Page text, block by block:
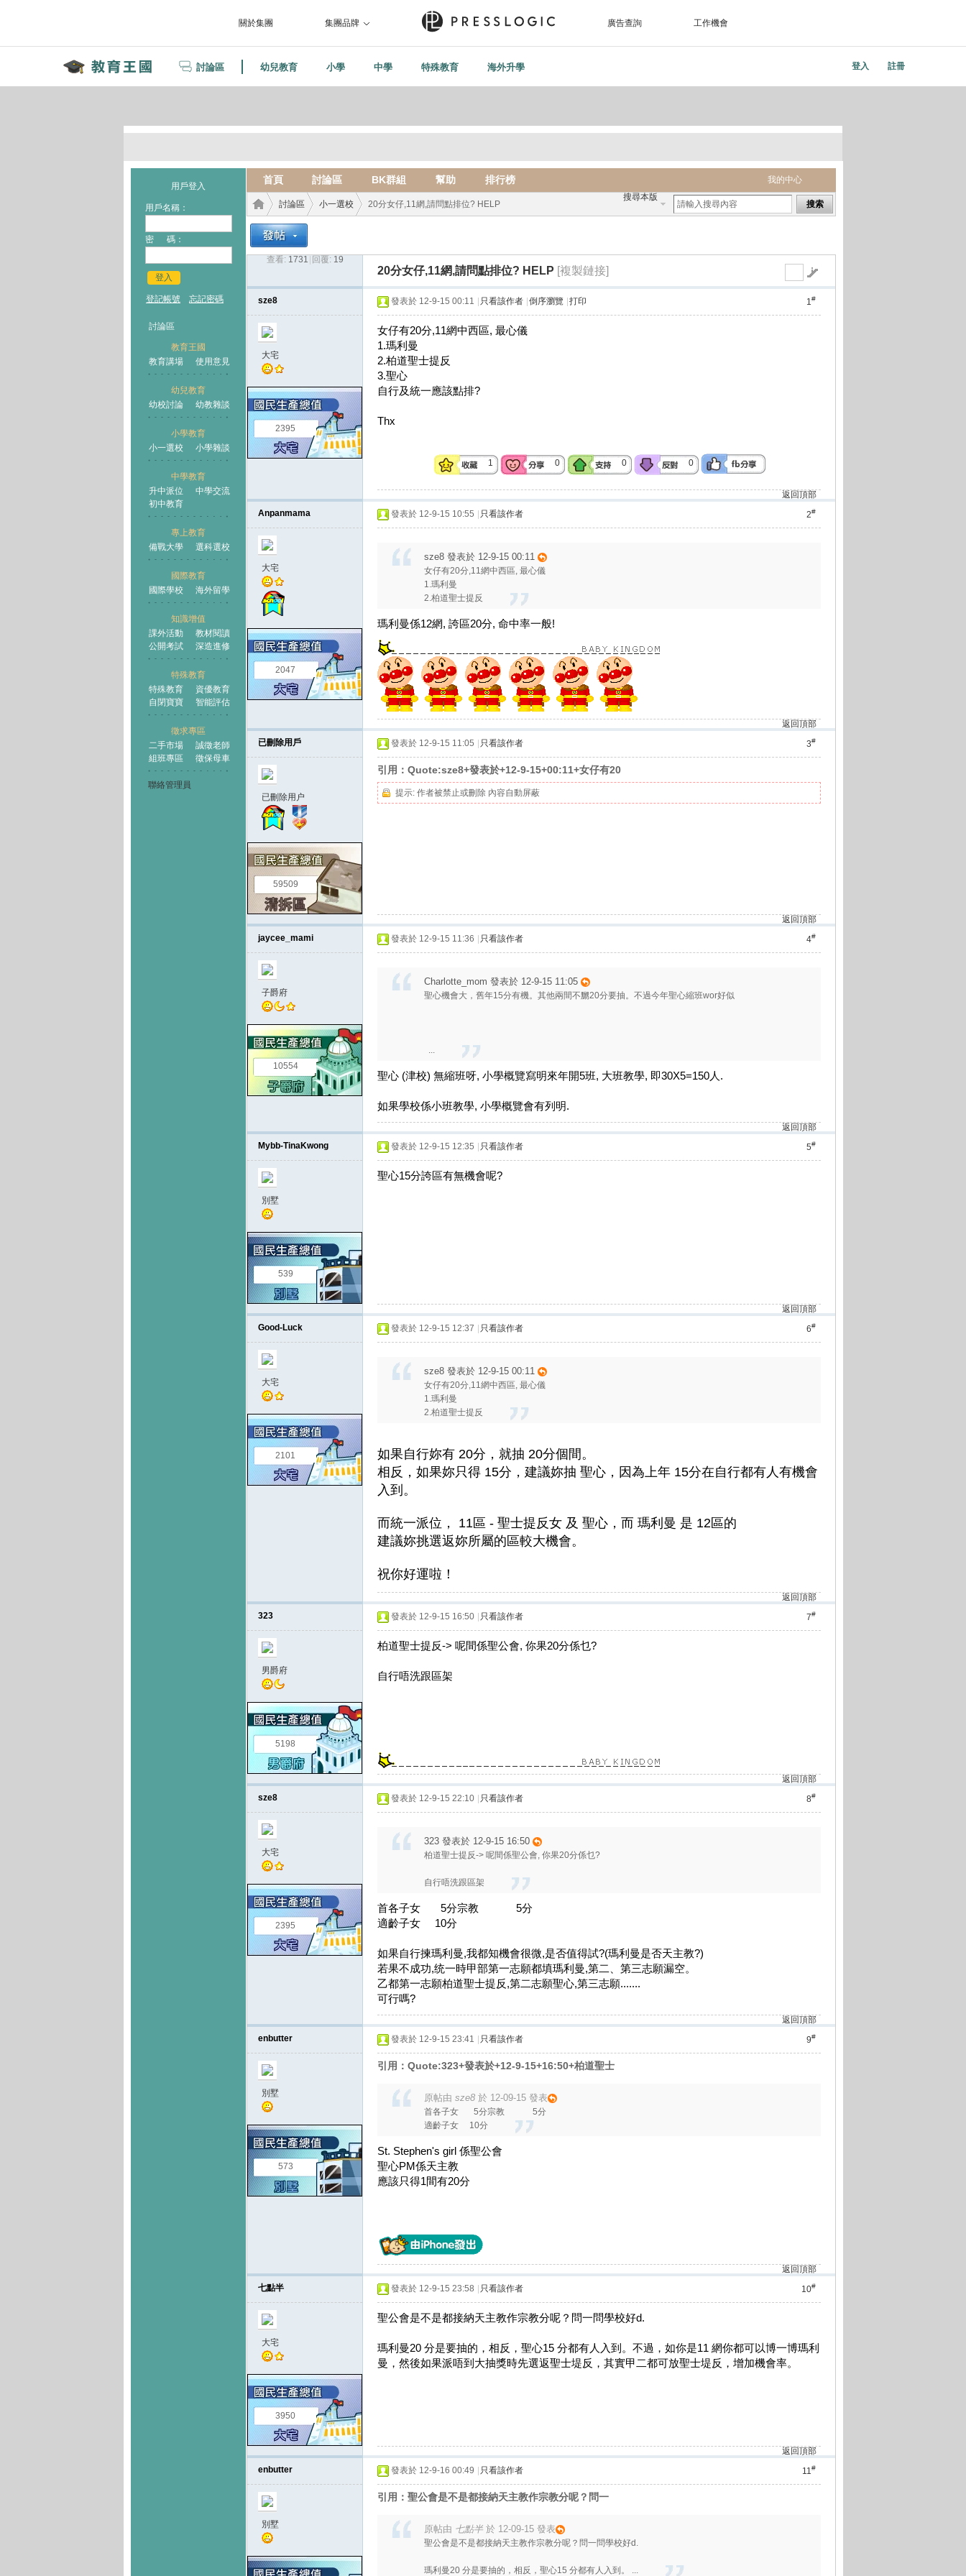
關於集團 集團品牌 廣告查詢 工作機會
討論區 幼兒教育 小學 中學 特殊教育 海外升學 登入 註冊
用戶登入
用戶名稱：
密 碼：
登入
登記帳號 忘記密碼
討論區
教育王國
教育講場
使用意見
幼兒教育
幼校討論
幼教雜談
小學教育
小一選校
小學雜談
中學教育
升中派位
中學交流
初中教育
專上教育
備戰大學
選科選校
國際教育
國際學校
海外留學
知識增值
課外活動
教材閱讀
公開考試
深造進修
特殊教育
特殊教育
資優教育
自閉寶寶
智能評估
徵求專區
二手市場
誠徵老師
組班專區
徵保母車
聯絡管理員
我的中心
首頁 討論區 BK群組 幫助 排行榜
搜尋本版
搜索
王國
›
討論區
›
小一選校 20分女仔,11網,請問點排位? HELP
查看: 1731 回覆: 19
20分女仔,11網,請問點排位? HELP [複製鏈接]
sze8
大宅
2395
1#
發表於 12-9-15 00:11 只看該作者 倒序瀏覽 打印
女仔有20分,11網中西區, 最心儀
1.瑪利曼
2.柏道聖士提反
3.聖心
自行及統一應該點排?
Thx
1 0 0 0
返回頂部
Anpanmama
大宅
2047
2#
發表於 12-9-15 10:55 只看該作者
sze8 發表於 12-9-15 00:11
女仔有20分,11網中西區, 最心儀
1.瑪利曼
2.柏道聖士提反
瑪利曼係12網, 誇區20分, 命中率一般!
返回頂部
已刪除用戶
已刪除用户
59509
3#
發表於 12-9-15 11:05 只看該作者
引用：Quote:sze8+發表於+12-9-15+00:11+女仔有20
提示: 作者被禁止或刪除 內容自動屏蔽
返回頂部
jaycee_mami
子爵府
10554
4#
發表於 12-9-15 11:36 只看該作者
Charlotte_mom 發表於 12-9-15 11:05
聖心機會大，舊年15分有機。其他兩間不嬲20分要抽。不過今年聖心縮班wor好似
...
聖心 (津校) 無縮班呀, 小學概覽寫明來年開5班, 大班教學, 即30X5=150人.
如果學校係小班教學, 小學概覽會有列明.
返回頂部
Mybb-TinaKwong
別墅
539
5#
發表於 12-9-15 12:35 只看該作者
聖心15分誇區有無機會呢?
返回頂部
Good-Luck
大宅
2101
6#
發表於 12-9-15 12:37 只看該作者
sze8 發表於 12-9-15 00:11
女仔有20分,11網中西區, 最心儀
1.瑪利曼
2.柏道聖士提反
如果自行妳有 20分，就抽 20分個間。
相反，如果妳只得 15分，建議妳抽 聖心，因為上年 15分在自行都有人有機會
入到。
而統一派位， 11區 - 聖士提反女 及 聖心，而 瑪利曼 是 12區的
建議妳挑選返妳所屬的區較大機會。
祝你好運啦！
返回頂部
323
男爵府
5198
7#
發表於 12-9-15 16:50 只看該作者
柏道聖士提反-> 呢間係聖公會, 你果20分係乜?
自行唔洗跟區架
返回頂部
sze8
大宅
2395
8#
發表於 12-9-15 22:10 只看該作者
323 發表於 12-9-15 16:50
柏道聖士提反-> 呢間係聖公會, 你果20分係乜?
自行唔洗跟區架
首各子女 5分宗教 5分
適齡子女 10分
如果自行揀瑪利曼,我都知機會很微,是否值得試?(瑪利曼是否天主教?)
若果不成功,统一時甲部第一志願都填瑪利曼,第二、第三志願漏空。
乙都第一志願柏道聖士提反,第二志願聖心,第三志願.......
可行嗎?
返回頂部
enbutter
別墅
573
9#
發表於 12-9-15 23:41 只看該作者
引用：Quote:323+發表於+12-9-15+16:50+柏道聖士
原帖由 sze8 於 12-09-15 發表
首各子女 5分宗教 5分
適齡子女 10分
St. Stephen's girl 係聖公會
聖心PM係天主教
應該只得1間有20分
返回頂部
七點半
大宅
3950
10#
發表於 12-9-15 23:58 只看該作者
聖公會是不是都接納天主教作宗教分呢？問一問學校好d.
瑪利曼20 分是要抽的，相反，聖心15 分都有人入到。不過，如你是11 網你都可以博一博瑪利
曼，然後如果派唔到大抽獎時先選返聖士堤反，其實甲二都可放聖士堤反，增加機會率。
返回頂部
enbutter
別墅
11#
發表於 12-9-16 00:49 只看該作者
引用：聖公會是不是都接納天主教作宗教分呢？問一
原帖由 七點半 於 12-09-15 發表
聖公會是不是都接納天主教作宗教分呢？問一問學校好d.
瑪利曼20 分是要抽的，相反，聖心15 分都有人入到。 ...